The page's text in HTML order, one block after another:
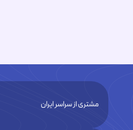
مشتری از سراسر ایران